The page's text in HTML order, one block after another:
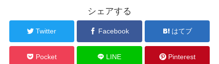
シェアする
Twitter Facebook はてブ
Pocket LINE Pinterest